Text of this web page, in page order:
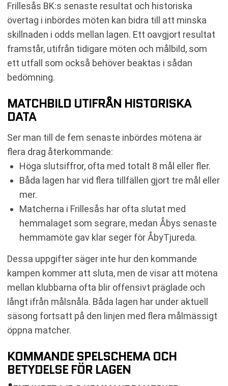
Frillesås BK:s senaste resultat och historiska
övertag i inbördes möten kan bidra till att minska
skillnaden i odds mellan lagen. Ett oavgjort resultat
framstår, utifrån tidigare möten och målbild, som
ett utfall som också behöver beaktas i sådan
bedömning.
MATCHBILD UTIFRÅN HISTORISKA
DATA
Ser man till de fem senaste inbördes mötena är
flera drag återkommande:
Höga slutsiffror, ofta med totalt 8 mål eller fler.
Båda lagen har vid flera tillfällen gjort tre mål eller
mer.
Matcherna i Frillesås har ofta slutat med
hemmalaget som segrare, medan Åbys senaste
hemmamöte gav klar seger för ÅbyTjureda.
Dessa uppgifter säger inte hur den kommande
kampen kommer att sluta, men de visar att mötena
mellan klubbarna ofta blir offensivt präglade och
långt ifrån målsnåla. Båda lagen har under aktuell
säsong fortsatt på den linjen med flera målmässigt
öppna matcher.
KOMMANDE SPELSCHEMA OCH
BETYDELSE FÖR LAGEN